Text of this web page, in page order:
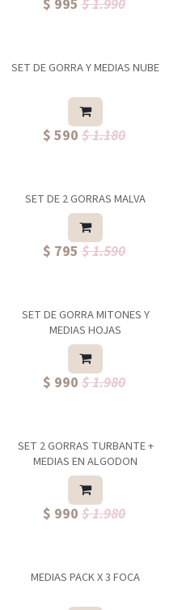
$ 995 $ 1.990
SET DE GORRA Y MEDIAS NUBE
$ 590$ 1.180
SET DE 2 GORRAS MALVA
$ 795 $ 1.590
SET DE GORRA MITONES Y
MEDIAS HOJAS
$ 990$ 1.980
SET 2 GORRAS TURBANTE +
MEDIAS EN ALGODON
$ 990$ 1.980
MEDIAS PACK X 3 FOCA